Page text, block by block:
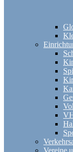
Vereine